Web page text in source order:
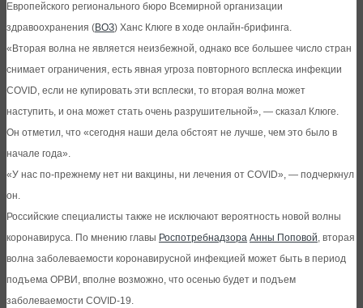
Европейского регионального бюро Всемирной организации
здравоохранения (ВОЗ) Ханс Клюге в ходе онлайн-брифинга.
«Вторая волна не является неизбежной, однако все большее число стран
снимает ограничения, есть явная угроза повторного всплеска инфекции
COVID, если не купировать эти всплески, то вторая волна может
наступить, и она может стать очень разрушительной», — сказал Клюге.
Он отметил, что «сегодня наши дела обстоят не лучше, чем это было в
начале года».
«У нас по-прежнему нет ни вакцины, ни лечения от COVID», — подчеркнул
он.
Российские специалисты также не исключают вероятность новой волны
коронавируса. По мнению главы Роспотребнадзора Анны Поповой, вторая
волна заболеваемости коронавирусной инфекцией может быть в период
подъема ОРВИ, вполне возможно, что осенью будет и подъем
заболеваемости COVID-19.